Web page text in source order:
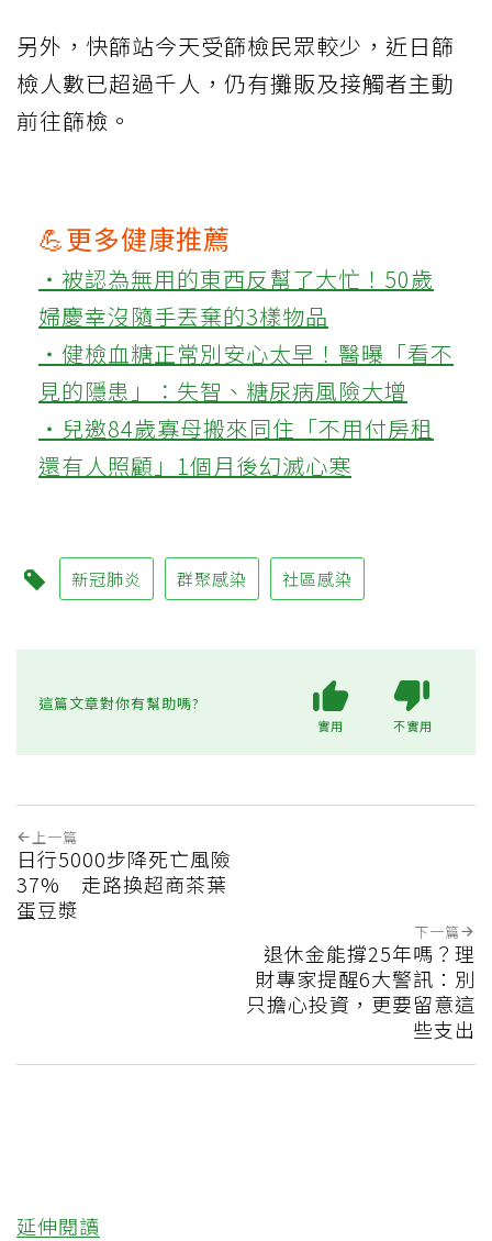
另外，快篩站今天受篩檢民眾較少，近日篩
檢人數已超過千人，仍有攤販及接觸者主動
前往篩檢。
💪更多健康推薦
‧被認為無用的東西反幫了大忙！50歲
婦慶幸沒隨手丟棄的3樣物品
‧健檢血糖正常別安心太早！醫曝「看不
見的隱患」：失智、糖尿病風險大增
‧兒邀84歲寡母搬來同住「不用付房租
還有人照顧」1個月後幻滅心寒
新冠肺炎 群聚感染 社區感染
這篇文章對你有幫助嗎?
實用 不實用
上一篇
日行5000步降死亡風險
37% 走路換超商茶葉
蛋豆漿
下一篇
退休金能撐25年嗎？理
財專家提醒6大警訊：別
只擔心投資，更要留意這
些支出
延伸閱讀